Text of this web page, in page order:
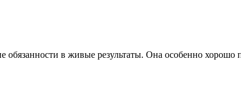
обязанности в живые результаты. Она особенно